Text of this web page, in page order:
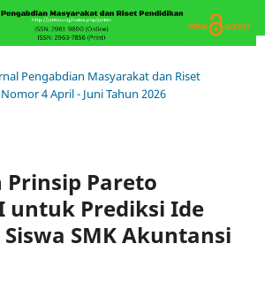
Pengabdian Masyarakat dan Riset
4 April - Juni Tahun 2026
Prinsip Pareto
untuk Prediksi Ide
SMK Akuntansi